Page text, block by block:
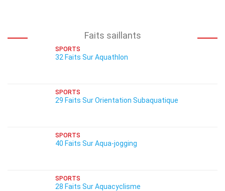
Faits saillants
SPORTS
32 Faits Sur Aquathlon
SPORTS
29 Faits Sur Orientation Subaquatique
SPORTS
40 Faits Sur Aqua-jogging
SPORTS
28 Faits Sur Aquacyclisme